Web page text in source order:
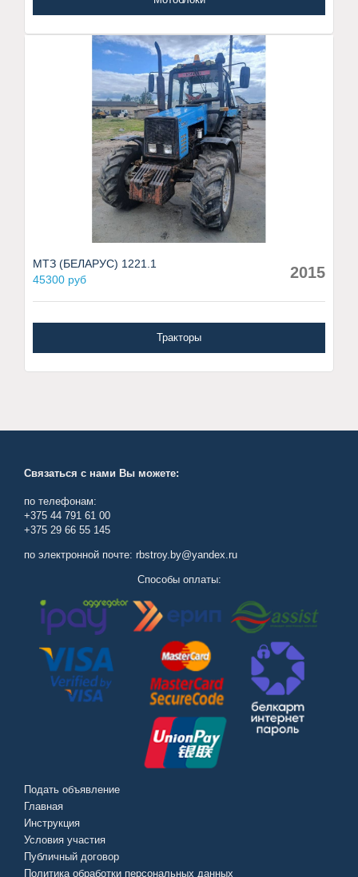
МТЗ (БЕЛАРУС) 1221.1
45300 руб
2015
Тракторы
Связаться с нами Вы можете:
по телефонам:
+375 44 791 61 00
+375 29 66 55 145
по электронной почте: rbstroy.by@yandex.ru
Способы оплаты:
Подать объявление
Главная
Инструкция
Условия участия
Публичный договор
Политика обработки персональных данных